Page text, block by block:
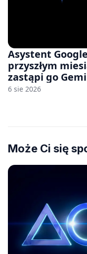
Asystent
przyszłym
zastąpi go
6 sie 2026
Może Ci się